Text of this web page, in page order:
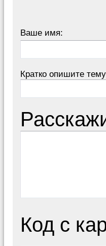
Ваше имя:
Кратко опишите
Код с